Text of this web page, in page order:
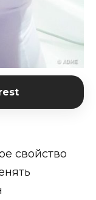
свойство